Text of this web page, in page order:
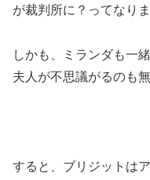
が裁判所に？ってなりま
しかも、ミランダも一
夫人が不思議がるのも
すると、ブリジットは